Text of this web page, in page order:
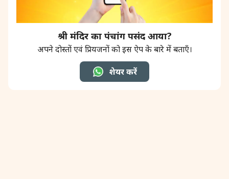
31 August, 2026 Kajari Teej
31 August, 2026 Maha Sangada Hara Chathurti
श्री मंदिर का पंचांग पसंद आया?
अपने दोस्तों एवं प्रियजनों को इस ऐप के बारे में बताएँ।
शेयर करें